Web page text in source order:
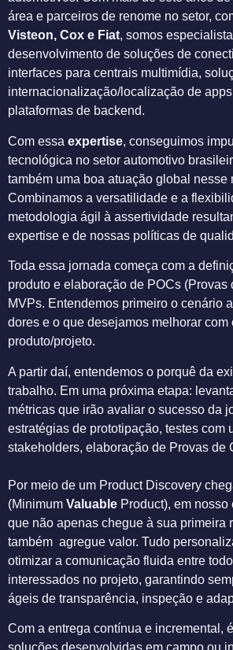
área e parceiros de renome no setor,
Visteon, Cox e Fiat, somos
desenvolvimento de soluções de
interfaces para centrais multimídia,
internacionalização/localização de
plataformas de backend.
Com essa expertise, conseguimos
tecnológica no setor automotivo
também uma boa atuação global nesse
Combinamos a versatilidade e a
metodologia ágil à assertividade
expertise e de nossas políticas de
Toda essa jornada começa com a
produto e elaboração de POCs (Provas
MVPs. Entendemos primeiro o cenário
dores e o que desejamos melhorar com
produto/projeto.
A partir daí, entendemos o porquê da
trabalho. Em uma próxima etapa:
métricas que irão avaliar o sucesso da
estratégias de prototipação, testes com
stakeholders, elaboração de Provas de
Por meio de um Product Discovery
(Minimum Valuable Product), em
que não apenas chegue à sua primeira
também agregue valor. Tudo
otimizar a comunicação fluida entre
interessados no projeto, garantindo
ágeis de transparência, inspeção e
Com a entrega contínua e incremental,
soluções desenvolvidas em campo ou